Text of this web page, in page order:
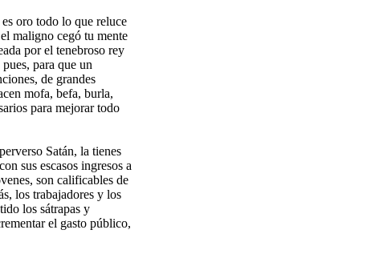
oro todo lo que reluce
maligno cegó tu mente
por el tenebroso rey
para que un
de grandes
mofa, befa, burla,
para mejorar todo
Satán, la tienes
sus escasos ingresos a
son calificables de
los trabajadores y los
los sátrapas y
el gasto público,